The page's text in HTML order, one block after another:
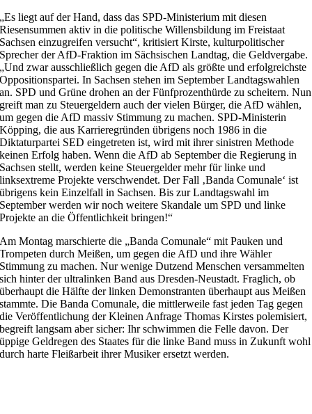
„Es liegt auf der Hand, dass das SPD-Ministerium mit diesen
Riesensummen aktiv in die politische Willensbildung im Freistaat
Sachsen einzugreifen versucht“, kritisiert Kirste, kulturpolitischer
Sprecher der AfD-Fraktion im Sächsischen Landtag, die Geldvergabe.
„Und zwar ausschließlich gegen die AfD als größte und erfolgreichste
Oppositionspartei. In Sachsen stehen im September Landtagswahlen
an. SPD und Grüne drohen an der Fünfprozenthürde zu scheitern. Nun
greift man zu Steuergeldern auch der vielen Bürger, die AfD wählen,
um gegen die AfD massiv Stimmung zu machen. SPD-Ministerin
Köpping, die aus Karrieregründen übrigens noch 1986 in die
Diktaturpartei SED eingetreten ist, wird mit ihrer sinistren Methode
keinen Erfolg haben. Wenn die AfD ab September die Regierung in
Sachsen stellt, werden keine Steuergelder mehr für linke und
linksextreme Projekte verschwendet. Der Fall ‚Banda Comunale‘ ist
übrigens kein Einzelfall in Sachsen. Bis zur Landtagswahl im
September werden wir noch weitere Skandale um SPD und linke
Projekte an die Öffentlichkeit bringen!“
Am Montag marschierte die „Banda Comunale“ mit Pauken und
Trompeten durch Meißen, um gegen die AfD und ihre Wähler
Stimmung zu machen. Nur wenige Dutzend Menschen versammelten
sich hinter der ultralinken Band aus Dresden-Neustadt. Fraglich, ob
überhaupt die Hälfte der linken Demonstranten überhaupt aus Meißen
stammte. Die Banda Comunale, die mittlerweile fast jeden Tag gegen
die Veröffentlichung der Kleinen Anfrage Thomas Kirstes polemisiert,
begreift langsam aber sicher: Ihr schwimmen die Felle davon. Der
üppige Geldregen des Staates für die linke Band muss in Zukunft wohl
durch harte Fleißarbeit ihrer Musiker ersetzt werden.